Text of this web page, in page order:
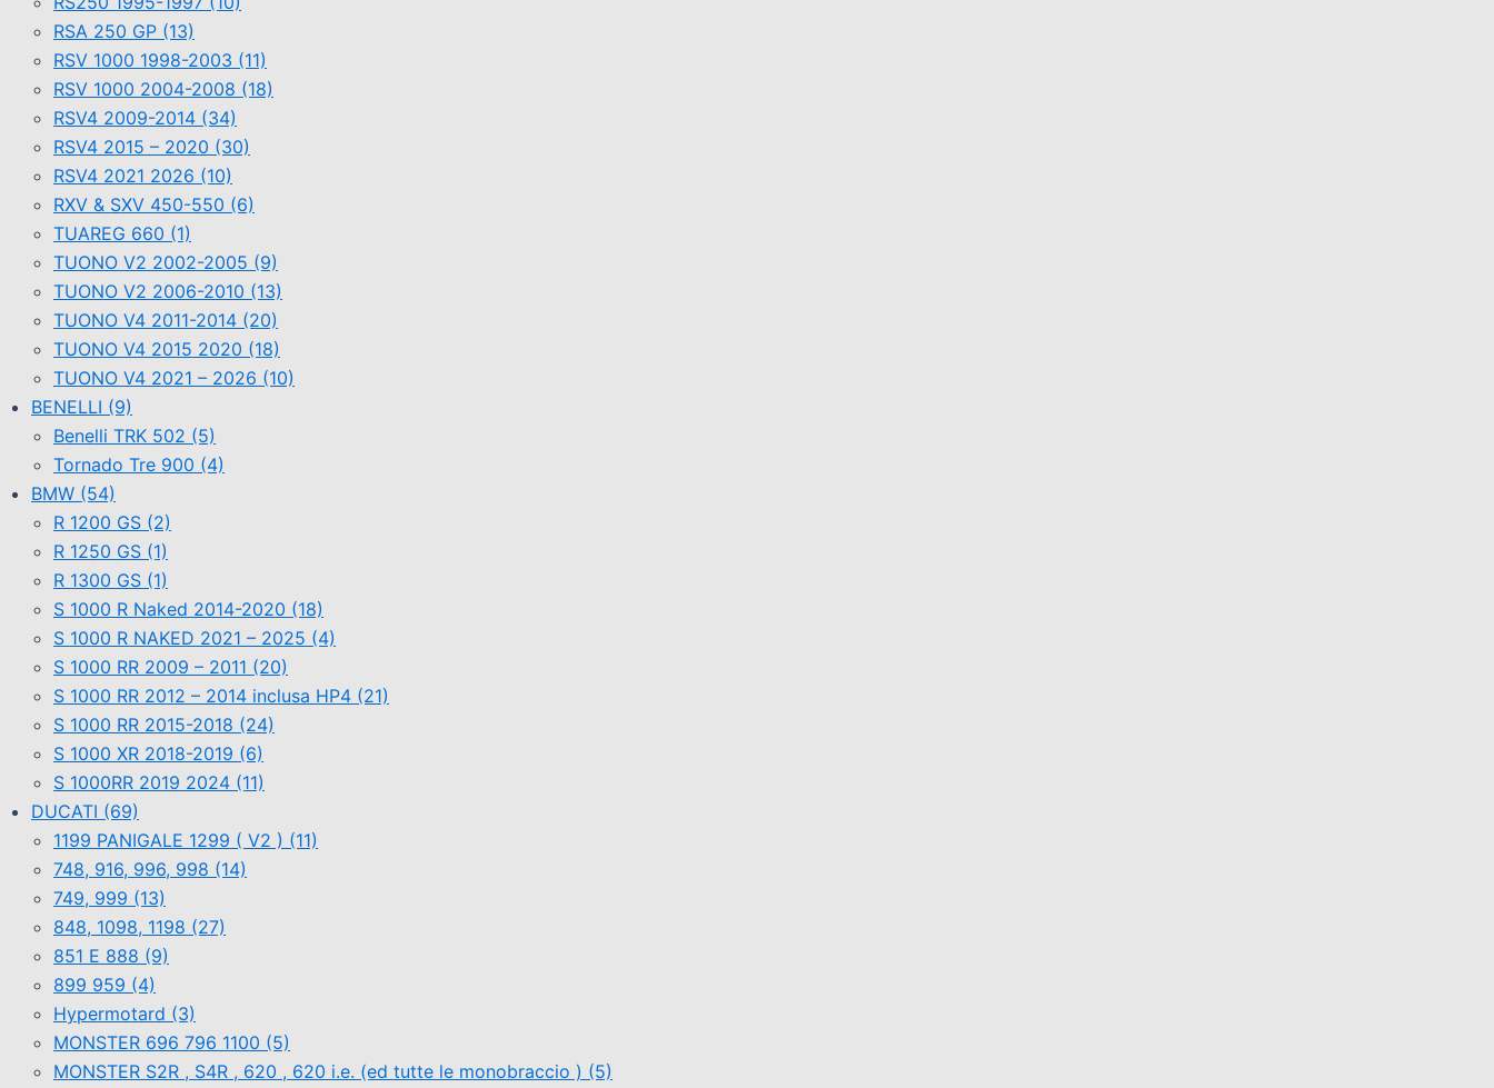
RSA 250 GP (13)
RSV 1000 1998-2003 (11)
RSV 1000 2004-2008 (18)
RSV4 2009-2014 (34)
RSV4 2015 – 2020 (30)
RSV4 2021 2026 (10)
RXV & SXV 450-550 (6)
TUAREG 660 (1)
TUONO V2 2002-2005 (9)
TUONO V2 2006-2010 (13)
TUONO V4 2011-2014 (20)
TUONO V4 2015 2020 (18)
TUONO V4 2021 – 2026 (10)
BENELLI (9)
Benelli TRK 502 (5)
Tornado Tre 900 (4)
BMW (54)
R 1200 GS (2)
R 1250 GS (1)
R 1300 GS (1)
S 1000 R Naked 2014-2020 (18)
S 1000 R NAKED 2021 – 2025 (4)
S 1000 RR 2009 – 2011 (20)
S 1000 RR 2012 – 2014 inclusa HP4 (21)
S 1000 RR 2015-2018 (24)
S 1000 XR 2018-2019 (6)
S 1000RR 2019 2024 (11)
DUCATI (69)
1199 PANIGALE 1299 ( V2 ) (11)
748, 916, 996, 998 (14)
749, 999 (13)
848, 1098, 1198 (27)
851 E 888 (9)
899 959 (4)
Hypermotard (3)
MONSTER 696 796 1100 (5)
MONSTER S2R , S4R , 620 , 620 i.e. (ed tutte le monobraccio ) (5)